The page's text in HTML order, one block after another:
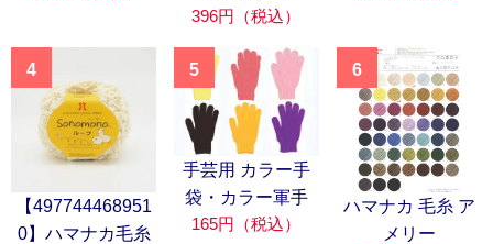
396円（税込）
4
【497744468951
0】ハマナカ毛糸
5
手芸用 カラー手
袋・カラー軍手
165円（税込）
6
ハマナカ 毛糸 ア
メリー